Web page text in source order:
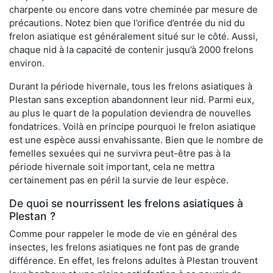
charpente ou encore dans votre cheminée par mesure de
précautions. Notez bien que l’orifice d’entrée du nid du
frelon asiatique est généralement situé sur le côté. Aussi,
chaque nid à la capacité de contenir jusqu’à 2000 frelons
environ.
Durant la période hivernale, tous les frelons asiatiques à
Plestan sans exception abandonnent leur nid. Parmi eux,
au plus le quart de la population deviendra de nouvelles
fondatrices. Voilà en principe pourquoi le frelon asiatique
est une espèce aussi envahissante. Bien que le nombre de
femelles sexuées qui ne survivra peut-être pas à la
période hivernale soit important, cela ne mettra
certainement pas en péril la survie de leur espèce.
De quoi se nourrissent les frelons asiatiques à
Plestan ?
Comme pour rappeler le mode de vie en général des
insectes, les frelons asiatiques ne font pas de grande
différence. En effet, les frelons adultes à Plestan trouvent